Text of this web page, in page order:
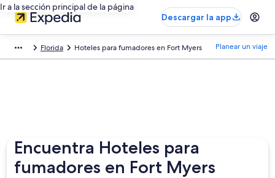
Ir a la sección principal de la página
Descargar la app
Florida Hoteles para fumadores en Fort Myers Planear un viaje
Encuentra Hoteles para
fumadores en Fort Myers